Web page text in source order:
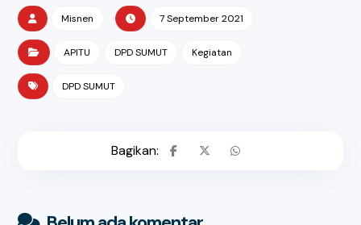
Misnen 7 September 2021
APITU DPD SUMUT Kegiatan
DPD SUMUT